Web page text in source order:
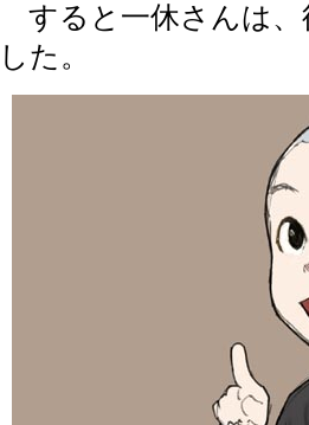
すると一休さんは、
した。